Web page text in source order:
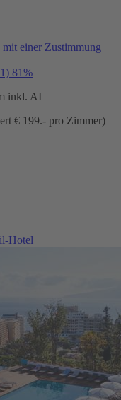
einer Zustimmung
81%
inkl. AI
€ 199.- pro Zimmer)
Hotel